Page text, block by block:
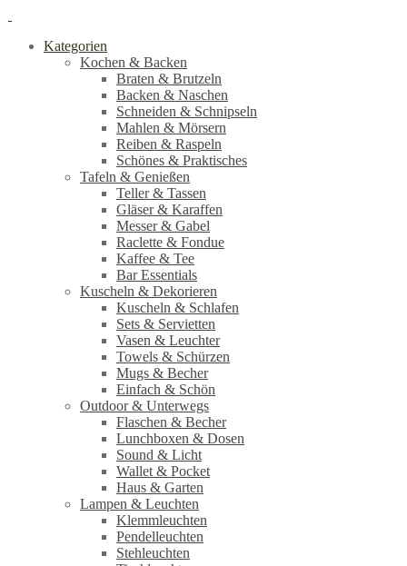
Kategorien
Kochen & Backen
Braten & Brutzeln
Backen & Naschen
Schneiden & Schnipseln
Mahlen & Mörsern
Reiben & Raspeln
Schönes & Praktisches
Tafeln & Genießen
Teller & Tassen
Gläser & Karaffen
Messer & Gabel
Raclette & Fondue
Kaffee & Tee
Bar Essentials
Kuscheln & Dekorieren
Kuscheln & Schlafen
Sets & Servietten
Vasen & Leuchter
Towels & Schürzen
Mugs & Becher
Einfach & Schön
Outdoor & Unterwegs
Flaschen & Becher
Lunchboxen & Dosen
Sound & Licht
Wallet & Pocket
Haus & Garten
Lampen & Leuchten
Klemmleuchten
Pendelleuchten
Stehleuchten